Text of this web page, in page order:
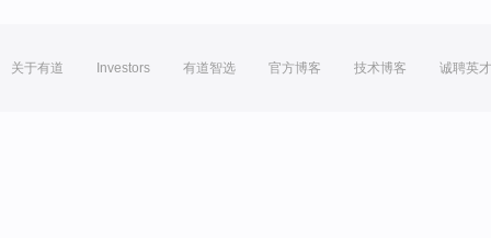
关于有道 Investors 有道智选 官方博客 技术博客 诚聘英才